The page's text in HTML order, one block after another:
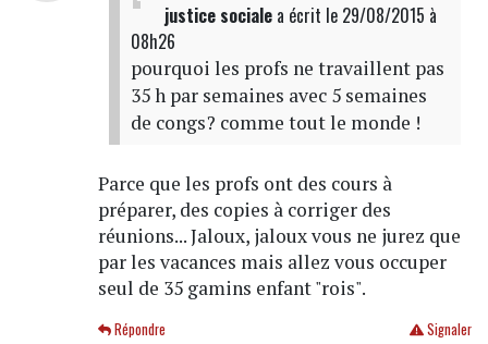
justice socialea écrit le 29/08/2015 à
08h26
pourquoi les profs ne travaillent pas
35 h par semaines avec 5 semaines
de congs? comme tout le monde !
Parce que les profs ont des cours à
préparer, des copies à corriger des
réunions... Jaloux, jaloux vous ne jurez que
par les vacances mais allez vous occuper
seul de 35 gamins enfant "rois".
Signaler
Répondre